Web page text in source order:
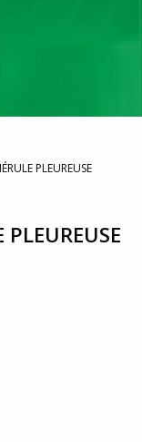
PLEUREUSE
PLEUREUSE